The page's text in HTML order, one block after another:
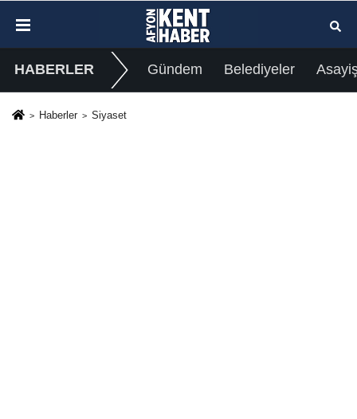
HABERLER Gündem Belediyeler
Haberler Siyaset